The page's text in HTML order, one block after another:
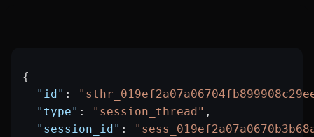
{
  "id"
:
  "type"
: "session_thread" ,
  "session_id"
: